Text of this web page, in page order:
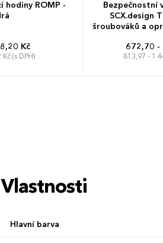
hodiny ROMP -
Kč
(s DPH)
Bezpečnostní
SCX.design
šroubováků a
672,70 -
813,97 - 1
Vlastnosti
Hlavní barva